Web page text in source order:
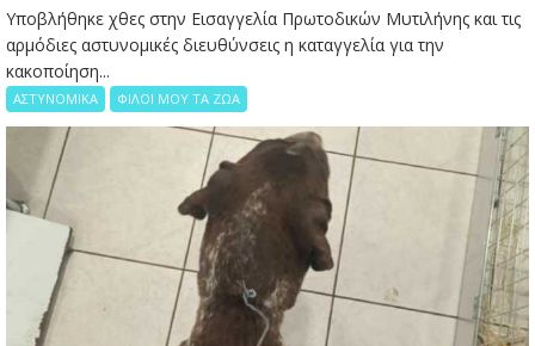
Υποβλήθηκε χθες στην Εισαγγελία Πρωτοδικών Μυτιλήνης και τις
αρμόδιες αστυνομικές διευθύνσεις η καταγγελία για την
κακοποίηση...
ΑΣΤΥΝΟΜΙΚΑ ΦΙΛΟΙ ΜΟΥ ΤΑ ΖΩΑ